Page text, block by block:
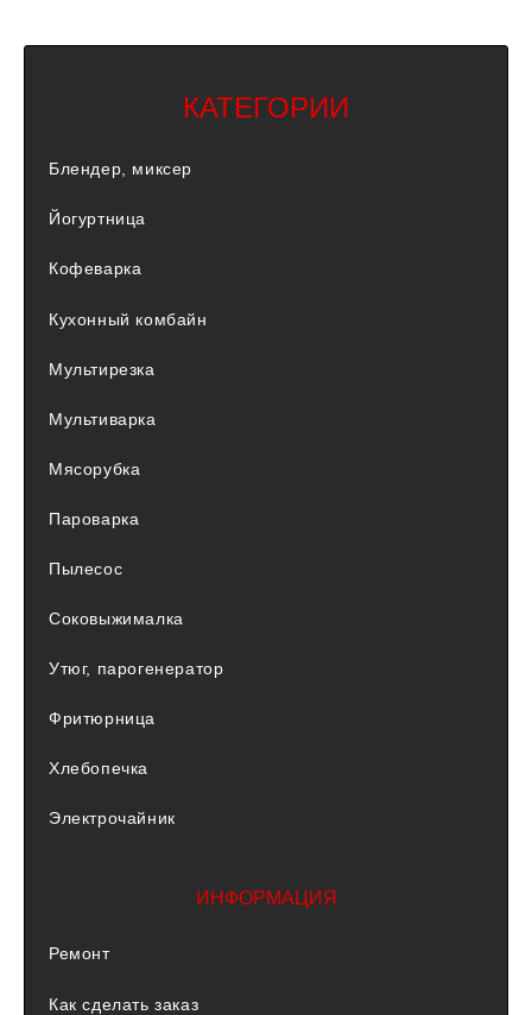
КАТЕГОРИИ
Блендер, миксер
Йогуртница
Кофеварка
Кухонный комбайн
Мультирезка
Мультиварка
Мясорубка
Пароварка
Пылесос
Соковыжималка
Утюг, парогенератор
Фритюрница
Хлебопечка
Электрочайник
ИНФОРМАЦИЯ
Ремонт
Как сделать заказ